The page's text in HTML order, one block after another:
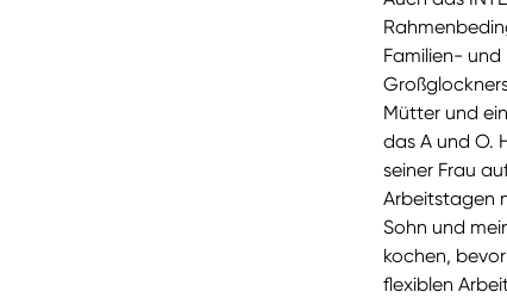
Familien-
Mütter und
das A und O.
seiner Frau
Arbeitstagen
Sohn und
kochen,
flexiblen